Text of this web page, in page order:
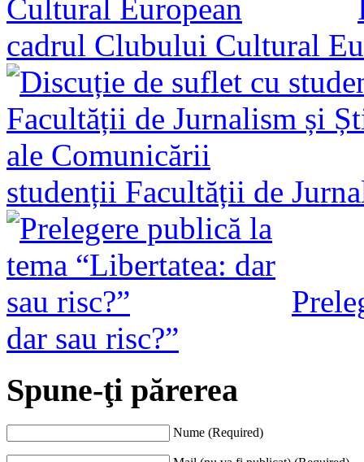
cadrul Clubului Cultural
studenții Facultății de
dar sau risc?”
Spune-ţi părerea
Nume (Required)